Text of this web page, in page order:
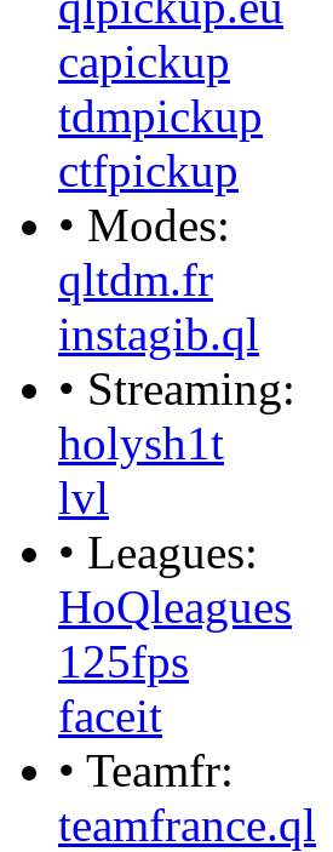
capickup
tdmpickup
ctfpickup
• Modes:
qltdm.fr
instagib.ql
• Streaming:
holysh1t
lvl
• Leagues:
HoQleagues
125fps
faceit
• Teamfr:
teamfrance.ql